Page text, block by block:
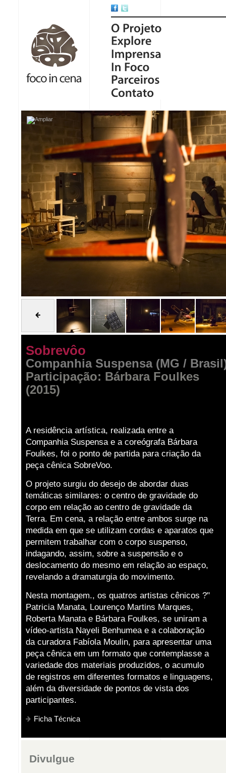
Sobrevôo
Companhia Suspensa (MG /
Participação: Bárbara Foulkes
(2015)
A residência artística, realizada entre a
Companhia Suspensa e a coreógrafa Bárbara
Foulkes, foi o ponto de partida para criação da
peça cênica SobreVoo.
O projeto surgiu do desejo de abordar duas
temáticas similares: o centro de gravidade do
corpo em relação ao centro de gravidade da
Terra. Em cena, a relação entre ambos surge na
medida em que se utilizam cordas e aparatos que
permitem trabalhar com o corpo suspenso,
indagando, assim, sobre a suspensão e o
deslocamento do mesmo em relação ao espaço,
revelando a dramaturgia do movimento.
Nesta montagem., os quatros artistas cênicos ?"
Patricia Manata, Lourenço Martins Marques,
Roberta Manata e Bárbara Foulkes, se uniram a
vídeo-artista Nayeli Benhumea e a colaboração
da curadora Fabíola Moulin, para apresentar uma
peça cênica em um formato que contemplasse a
variedade dos materiais produzidos, o acumulo
de registros em diferentes formatos e linguagens,
além da diversidade de pontos de vista dos
participantes.
Ficha Técnica
Divulgue